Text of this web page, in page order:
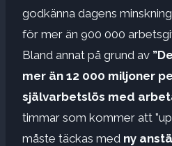
godkänna dagens
för mer än 900 000
Bland annat på grund av
mer än 12 000 miljoner
självarbetslös med
timmar som kommer att
måste täckas med ny